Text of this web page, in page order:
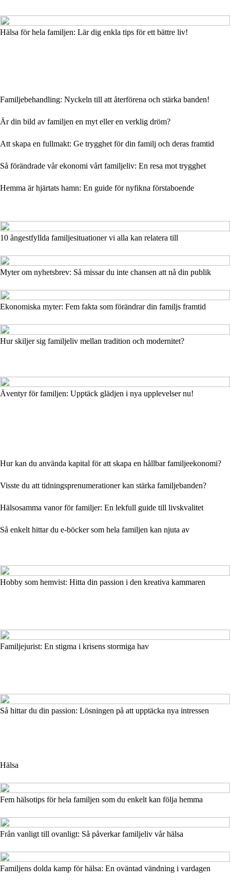
Hälsa för hela familjen: Lär dig enkla tips för ett bättre liv!
Familjebehandling: Nyckeln till att återförena och stärka banden!
Är din bild av familjen en myt eller en verklig dröm?
Att skapa en fullmakt: Ge trygghet för din familj och deras framtid
Så förändrade vår ekonomi vårt familjeliv: En resa mot trygghet
Hemma är hjärtats hamn: En guide för nyfikna förstaboende
10 ångestfyllda familjesituationer vi alla kan relatera till
Myter om nyhetsbrev: Så missar du inte chansen att nå din publik
Ekonomiska myter: Fem fakta som förändrar din familjs framtid
Hur skiljer sig familjeliv mellan tradition och modernitet?
Äventyr för familjen: Upptäck glädjen i nya upplevelser nu!
Hur kan du använda kapital för att skapa en hållbar familjeekonomi?
Visste du att tidningsprenumerationer kan stärka familjebanden?
Hälsosamma vanor för familjer: En lekfull guide till livskvalitet
Så enkelt hittar du e-böcker som hela familjen kan njuta av
Hobby som hemvist: Hitta din passion i den kreativa kammaren
Familjejurist: En stigma i krisens stormiga hav
Så hittar du din passion: Lösningen på att upptäcka nya intressen
Hälsa
Fem hälsotips för hela familjen som du enkelt kan följa hemma
Från vanligt till ovanligt: Så påverkar familjeliv vår hälsa
Familjens dolda kamp för hälsa: En oväntad vändning i vardagen